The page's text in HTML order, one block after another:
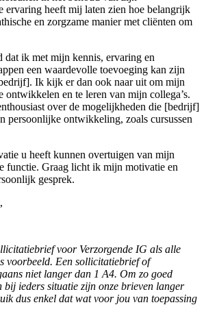
ervaring heeft mij laten zien hoe belangrijk
en zorgzame manier met cliënten om
dat ik met mijn kennis, ervaring en
een waardevolle toevoeging kan zijn
Ik kijk er dan ook naar uit om mijn
ontwikkelen en te leren van mijn collega’s.
over de mogelijkheden die [bedrijf]
persoonlijke ontwikkeling, zoals cursussen
u heeft kunnen overtuigen van mijn
functie. Graag licht ik mijn motivatie en
gesprek.
voor Verzorgende IG als alle
voorbeeld. Een sollicitatiebrief of
niet langer dan 1 A4. Om zo goed
bij ieders situatie zijn onze brieven langer
dus enkel dat wat voor jou van toepassing